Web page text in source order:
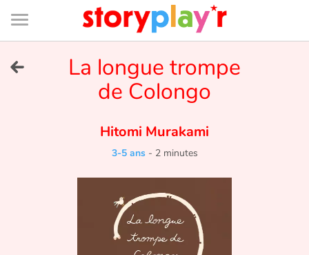
Connexion
Bibliothèque
de
page
Tester gratuitement
Bibliothèque
La longue trompe
de Colongo
Hitomi Murakami
3-5 ans- 2 minutes